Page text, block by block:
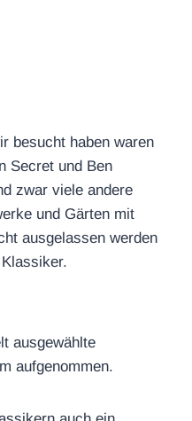
besucht haben waren
Secret und Ben
zwar viele andere
und Gärten mit
ausgelassen werden
ausgewählte
aufgenommen.